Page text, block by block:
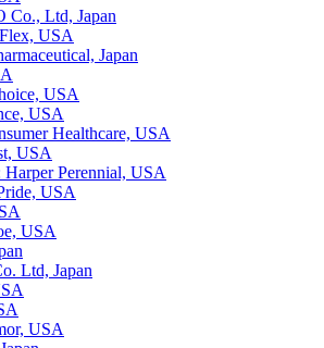
Co., Ltd, Japan
USA
Japan
USA
USA
Healthcare, USA
USA
Harper Perennial, USA
USA
USA
Ltd, Japan
USA